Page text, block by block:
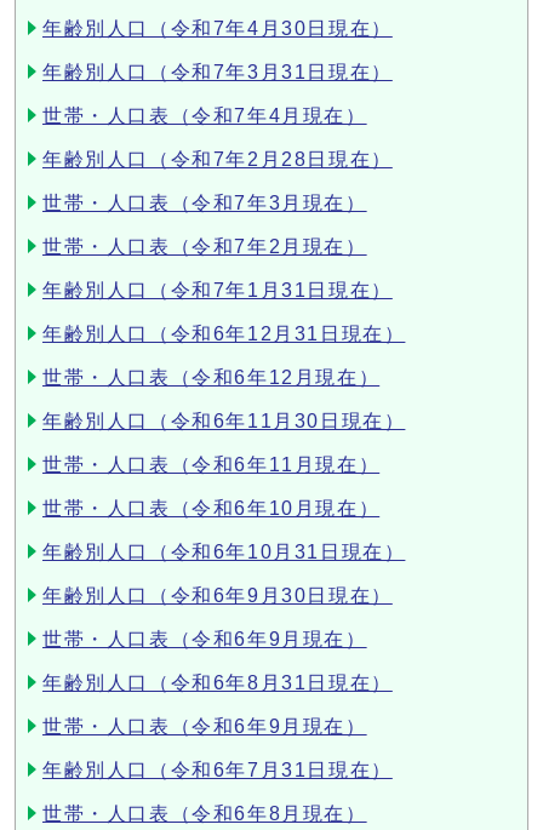
年齢別人口（令和7年4月30日現在）
年齢別人口（令和7年3月31日現在）
世帯・人口表（令和7年4月現在）
年齢別人口（令和7年2月28日現在）
世帯・人口表（令和7年3月現在）
世帯・人口表（令和7年2月現在）
年齢別人口（令和7年1月31日現在）
年齢別人口（令和6年12月31日現在）
世帯・人口表（令和6年12月現在）
年齢別人口（令和6年11月30日現在）
世帯・人口表（令和6年11月現在）
世帯・人口表（令和6年10月現在）
年齢別人口（令和6年10月31日現在）
年齢別人口（令和6年9月30日現在）
世帯・人口表（令和6年9月現在）
年齢別人口（令和6年8月31日現在）
世帯・人口表（令和6年9月現在）
年齢別人口（令和6年7月31日現在）
世帯・人口表（令和6年8月現在）